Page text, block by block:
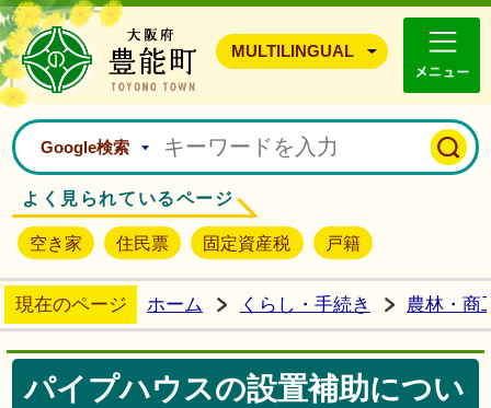
豊能町ホームページ
MULTILINGUAL
Google検索
よく見られているページ
空き家 住民票 固定資産税 戸籍
現在のページ ホーム くらし・手続き 農林・商
パイプハウスの設置補助につい